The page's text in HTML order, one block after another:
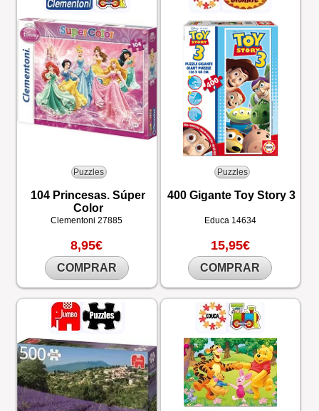
Puzzles
104 Princesas. Súper
Color
Clementoni27885
8,95€
COMPRAR
Puzzles
400 Gigante Toy Story 3
Educa 14634
15,95€
COMPRAR